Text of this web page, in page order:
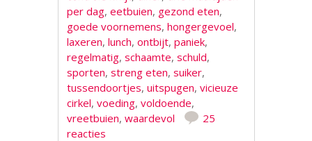
per dag,eetbuien, gezond eten,
goede voornemens,hongergevoel,
laxeren,lunch,ontbijt,paniek,
regelmatig,schaamte,schuld,
sporten,streng eten,suiker,
tussendoortjes,uitspugen,vicieuze
cirkel,voeding,voldoende,
vreetbuien,waardevol
25
reacties